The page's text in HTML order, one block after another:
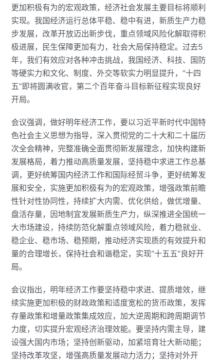
更加积极有为的宏观政策，经济社会发展主要目标将顺利
实现。我国经济运行总体平稳、稳中有进，新质生产力稳
步发展，改革开放迈出新步伐，重点领域风险化解取得积
极进展，民生保障更加有力，社会大局保持稳定。过去5
年，我们有效应对各种冲击挑战，我国经济、科技、国防
等硬实力和文化、制度、外交等软实力明显提升，“十四
五”即将圆满收官，第二个百年奋斗目标新征程实现良好
开局。
会议强调，做好明年经济工作，要以习近平新时代中国特
色社会主义思想为指导，深入贯彻党的二十大和二十届历
次全会精神，完整准确全面贯彻新发展理念，加快构建新
发展格局，着力推动高质量发展，坚持稳中求进工作总基
调，更好统筹国内经济工作和国际经贸斗争，更好统筹发
展和安全，实施更加积极有为的宏观政策，增强政策前瞻
性针对性协同性，持续扩大内需、优化供给，做优增量、
盘活存量，因地制宜发展新质生产力，纵深推进全国统一
大市场建设，持续防范化解重点领域风险，着力稳就业、
稳企业、稳市场、稳预期，推动经济实现质的有效提升和
量的合理增长，保持社会和谐稳定，实现“十五五”良好开
局。
会议指出，明年经济工作要坚持稳中求进、提质增效，继
续实施更加积极的财政政策和适度宽松的货币政策，发挥
存量政策和增量政策集成效应，加大逆周期和跨周期调节
力度，切实提升宏观经济治理效能。要坚持内需主导，建
设强大国内市场；坚持创新驱动，加紧培育壮大新动能；
坚持改革攻坚，增强高质量发展动力活力；坚持对外开